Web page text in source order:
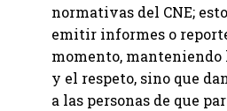
normativas del CNE;
emitir informes o
momento,
y el respeto, sino que
a las personas de que